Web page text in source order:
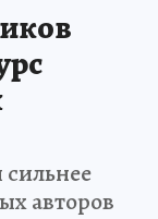
авторов